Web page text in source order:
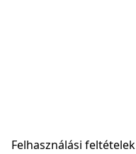
Felhasználási feltételek